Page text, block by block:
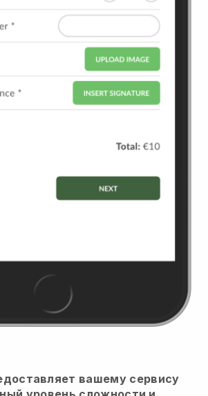
вашему сервису